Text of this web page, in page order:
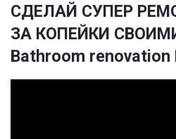
СДЕЛАЙ СУПЕР
ЗА КОПЕЙКИ
Bathroom renovation